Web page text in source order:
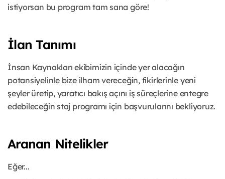
istiyorsan bu program tam sana göre!
İlan Tanımı
İnsan Kaynakları ekibimizin içinde yer alacağın
potansiyelinle bize ilham vereceğin, fikirlerinle yeni
şeyler üretip, yaratıcı bakış açını iş süreçlerine entegre
edebileceğin staj programı için başvurularını bekliyoruz.
Aranan Nitelikler
Eğer...